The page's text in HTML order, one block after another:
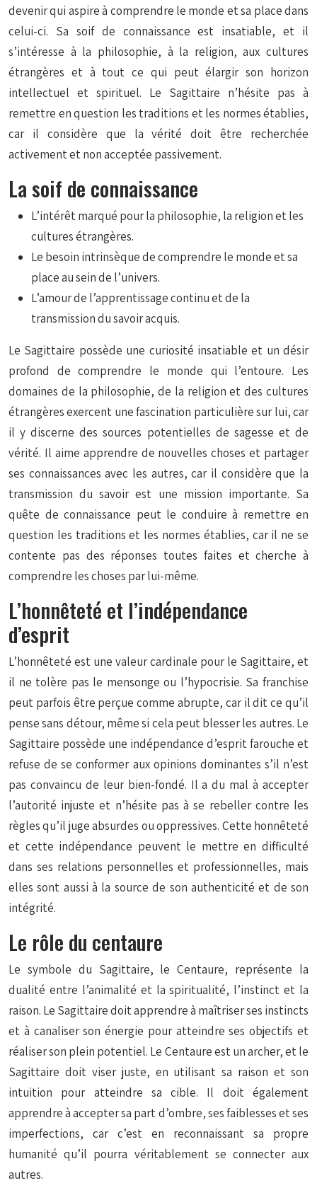
devenir qui aspire à comprendre le monde et sa place dans
celui-ci. Sa soif de connaissance est insatiable, et il
s’intéresse à la philosophie, à la religion, aux cultures
étrangères et à tout ce qui peut élargir son horizon
intellectuel et spirituel. Le Sagittaire n’hésite pas à
remettre en question les traditions et les normes établies,
car il considère que la vérité doit être recherchée
activement et non acceptée passivement.
La soif de connaissance
L’intérêt marqué pour la philosophie, la religion et les
cultures étrangères.
Le besoin intrinsèque de comprendre le monde et sa
place au sein de l’univers.
L’amour de l’apprentissage continu et de la
transmission du savoir acquis.
Le Sagittaire possède une curiosité insatiable et un désir
profond de comprendre le monde qui l’entoure. Les
domaines de la philosophie, de la religion et des cultures
étrangères exercent une fascination particulière sur lui, car
il y discerne des sources potentielles de sagesse et de
vérité. Il aime apprendre de nouvelles choses et partager
ses connaissances avec les autres, car il considère que la
transmission du savoir est une mission importante. Sa
quête de connaissance peut le conduire à remettre en
question les traditions et les normes établies, car il ne se
contente pas des réponses toutes faites et cherche à
comprendre les choses par lui-même.
L’honnêteté et l’indépendance
d’esprit
L’honnêteté est une valeur cardinale pour le Sagittaire, et
il ne tolère pas le mensonge ou l’hypocrisie. Sa franchise
peut parfois être perçue comme abrupte, car il dit ce qu’il
pense sans détour, même si cela peut blesser les autres. Le
Sagittaire possède une indépendance d’esprit farouche et
refuse de se conformer aux opinions dominantes s’il n’est
pas convaincu de leur bien-fondé. Il a du mal à accepter
l’autorité injuste et n’hésite pas à se rebeller contre les
règles qu’il juge absurdes ou oppressives. Cette honnêteté
et cette indépendance peuvent le mettre en difficulté
dans ses relations personnelles et professionnelles, mais
elles sont aussi à la source de son authenticité et de son
intégrité.
Le rôle du centaure
Le symbole du Sagittaire, le Centaure, représente la
dualité entre l’animalité et la spiritualité, l’instinct et la
raison. Le Sagittaire doit apprendre à maîtriser ses instincts
et à canaliser son énergie pour atteindre ses objectifs et
réaliser son plein potentiel. Le Centaure est un archer, et le
Sagittaire doit viser juste, en utilisant sa raison et son
intuition pour atteindre sa cible. Il doit également
apprendre à accepter sa part d’ombre, ses faiblesses et ses
imperfections, car c’est en reconnaissant sa propre
humanité qu’il pourra véritablement se connecter aux
autres.